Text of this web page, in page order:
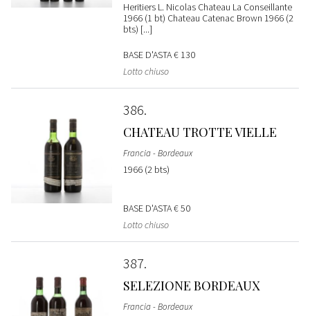
Heritiers L. Nicolas Chateau La Conseillante
1966 (1 bt) Chateau Catenac Brown 1966 (2
bts) [...]
BASE D'ASTA€ 130
Lotto chiuso
386
CHATEAU TROTTE VIELLE
Francia - Bordeaux
1966 (2 bts)
BASE D'ASTA€ 50
Lotto chiuso
387
SELEZIONE BORDEAUX
Francia - Bordeaux